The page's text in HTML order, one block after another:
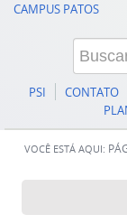
CAMPUS PATOS
PSI CONTATO
VOCÊ ESTÁ AQUI: